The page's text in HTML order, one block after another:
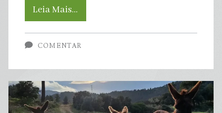
Leia Mais…
‘O
impulsionou
COMENTAR